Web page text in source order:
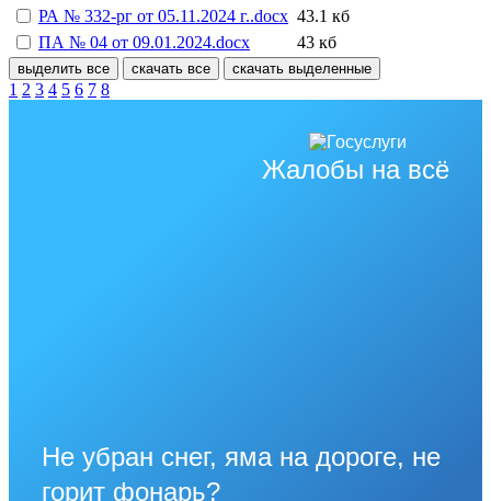
РА № 332-рг от 05.11.2024 г..docx 43.1 кб
ПА № 04 от 09.01.2024.docx
43 кб
выделить все скачать все скачать выделенные
1 2 3 4 5 6 7 8
Жалобы на всё
Не убран снег, яма на дороге, не
горит фонарь?